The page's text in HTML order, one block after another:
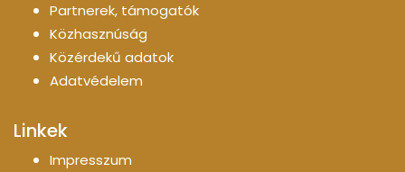
Partnerek, támogatók
Közhasznúság
Közérdekű adatok
Adatvédelem
Linkek
Impresszum